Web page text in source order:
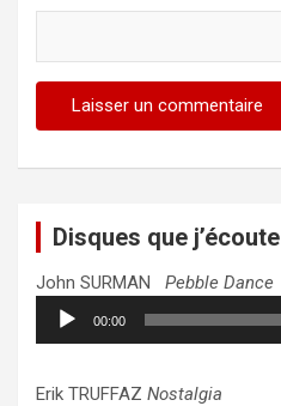
Disques que j’écoute
John SURMAN Pebble Dance
Lecteur
audio
00:00
Erik TRUFFAZ Nostalgia